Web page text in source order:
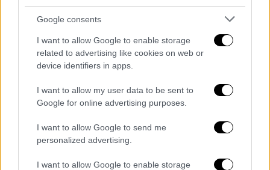
Google consents
I want to allow Google to enable storage
related to advertising like cookies on web or
device identifiers in apps.
I want to allow my user data to be sent to
Google for online advertising purposes.
I want to allow Google to send me
personalized advertising.
I want to allow Google to enable storage
Αυτές οι μελέτες ήταν
, κάτι
που διαφέρει από την έρευνα που γίνεται για
τα φάρμακα με σκοπό τημελέτη των
επιδιωκόμενων αποτελεσμάτων
τα άτομα σε αυτές τις μελέτες έπαιρναν ήδη
τα φάρμακα για διαβήτη ή παχυσαρκία και οι
ιατρικά τους αρχεία. Πρέπει να γίνουν
περαιτέρω έρευνες για να επιβεβαιωθούν
αποτελέσματα.